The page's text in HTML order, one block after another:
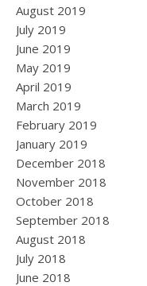
August 2019
July 2019
June 2019
May 2019
April 2019
March 2019
February 2019
January 2019
December 2018
November 2018
October 2018
September 2018
August 2018
July 2018
June 2018